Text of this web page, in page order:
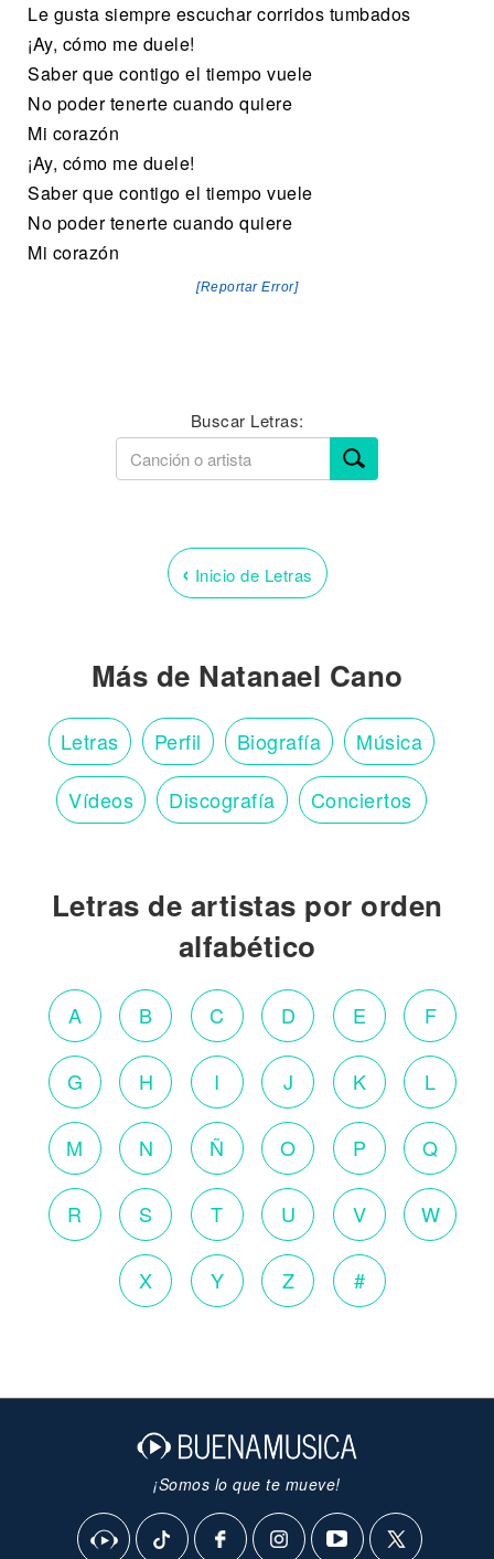
Le gusta siempre escuchar corridos tumbados
¡Ay, cómo me duele!
Saber que contigo el tiempo vuele
No poder tenerte cuando quiere
Mi corazón
¡Ay, cómo me duele!
Saber que contigo el tiempo vuele
No poder tenerte cuando quiere
Mi corazón
[Reportar Error]
Buscar Letras:
‹ Inicio de Letras
Más de Natanael Cano
Letras Perfil Biografía Música
Vídeos Discografía Conciertos
Letras de artistas por orden
alfabético
A B C D E F
G H I J K L
M N Ñ O P Q
R S T U V W
X Y Z #
¡Somos lo que te mueve!